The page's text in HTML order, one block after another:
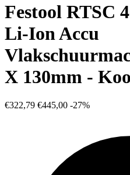
Festool RTSC
Li-Ion Accu
X 130mm -
€322,79 €445,00 -27%